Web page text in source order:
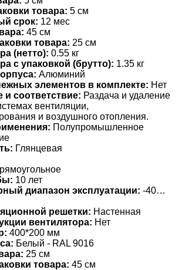
товара: 5 см
срок: 12 мес
45 см
товара: 25 см
(нетто): 0.55 кг
с упаковкой (брутто): 1.35 кг
Алюминий
элементов в комплекте: Нет
и соответствие: Раздача и удаление
вентиляции,
и воздушного отопления.
Полупромышленное
Глянцевая
10 лет
диапазон эксплуатации: -40…
решетки: Настенная
вентилятора: Нет
400*200 мм
Белый - RAL 9016
25 см
товара: 45 см